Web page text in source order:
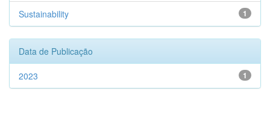
1
Sustainability
Data de Publicação
1
2023